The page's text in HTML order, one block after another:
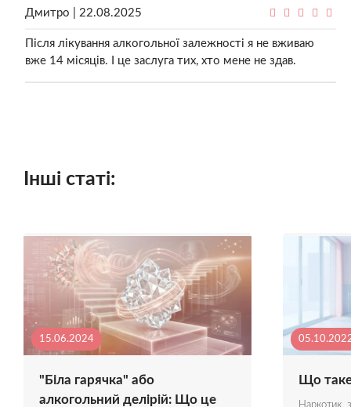
Дмитро | 22.08.2025
Після лікування алкогольної залежності я не вживаю
вже 14 місяців. І це заслуга тих, хто мене не здав.
Інші статі:
15.06.2024
"Біла гарячка" або
алкогольний делірій: Що це
Що